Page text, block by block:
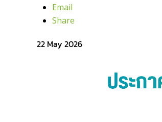
Email
Share
22 May 2026